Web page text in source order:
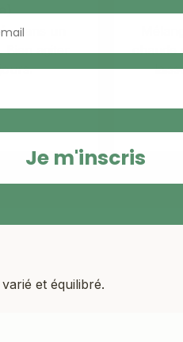
dans un
Bien agiter
chaude
et équilibré.
Je m'inscris